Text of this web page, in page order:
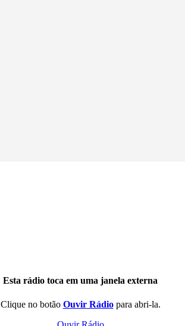
Esta rádio toca em uma janela externa
Clique no botão Ouvir Rádiopara abri-la.